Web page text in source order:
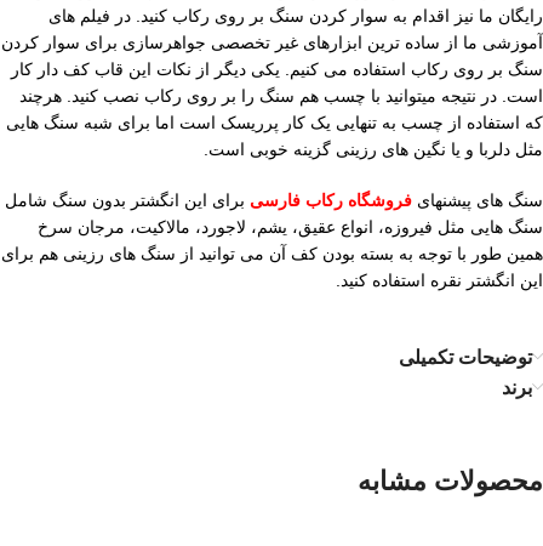
رایگان ما نیز اقدام به سوار کردن سنگ بر روی رکاب کنید. در فیلم های
آموزشی ما از ساده ترین ابزارهای غیر تخصصی جواهرسازی برای سوار کردن
سنگ بر روی رکاب استفاده می کنیم. یکی دیگر از نکات این قاب کف دار کار
است. در نتیجه میتوانید با چسب هم سنگ را بر روی رکاب نصب کنید. هرچند
که استفاده از چسب به تنهایی یک کار پرریسک است اما برای شبه سنگ هایی
مثل دلربا و یا نگین های رزینی گزینه خوبی است.
سنگ های پیشنهای فروشگاه رکاب فارسی برای این انگشتر بدون سنگ شامل
سنگ هایی مثل فیروزه، انواع عقیق، یشم، لاجورد، مالاکیت، مرجان سرخ
همین طور با توجه به بسته بودن کف آن می توانید از سنگ های رزینی هم برای
این انگشتر نقره استفاده کنید.
توضیحات تکمیلی
برند
محصولات مشابه